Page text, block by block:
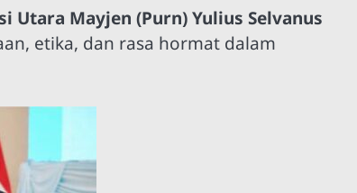
Utara Mayjen (Purn) Yulius Selvanus
etika, dan rasa hormat dalam